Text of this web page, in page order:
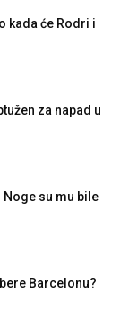
kada će Rodri i
za napad u
su mu bile
Barcelonu?